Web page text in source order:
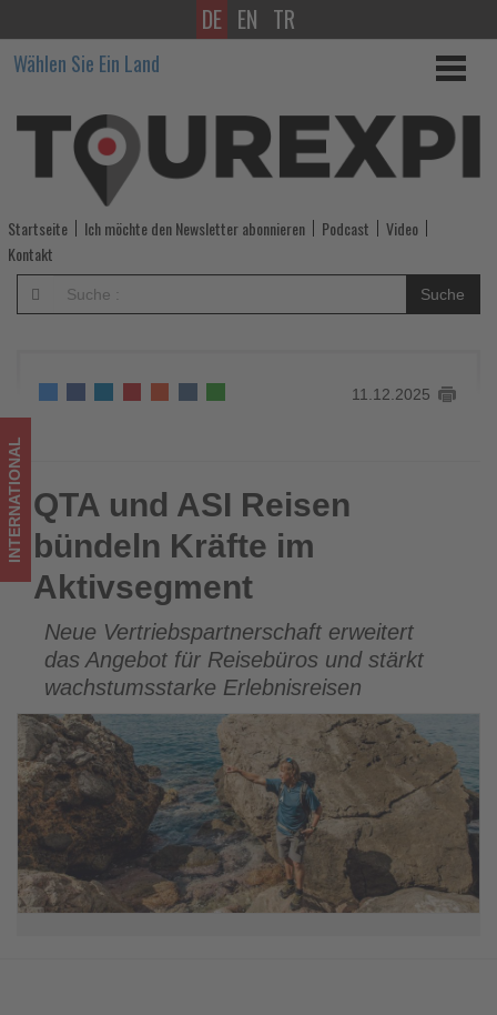
QTA
und
ASI
Reisen
bündeln
Kräfte
im
Wissen,
was
im
Tourismus
los
ist!
DE EN TR
Wählen Sie Ein Land
Startseite Ich möchte den Newsletter abonnieren Podcast
Video
Kontakt
Suche
11.12.2025
QTA und ASI Reisen bündeln Kräfte im Aktivsegment
INTERNATIONAL QTA und ASI Reisen
bündeln Kräfte im
Aktivsegment
Neue Vertriebspartnerschaft erweitert
das Angebot für Reisebüros und stärkt
wachstumsstarke Erlebnisreisen